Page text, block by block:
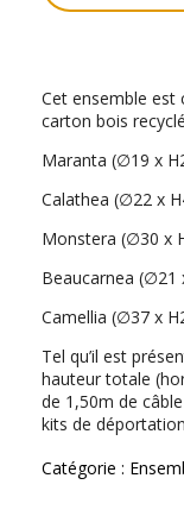
Cet ensemble est
carton bois
Maranta (∅19 x
Calathea (∅22 x
Monstera (∅30 x
Beaucarnea (∅21
Camellia (∅37 x
Tel qu’il est
hauteur totale
de 1,50m de
kits de
Catégorie :